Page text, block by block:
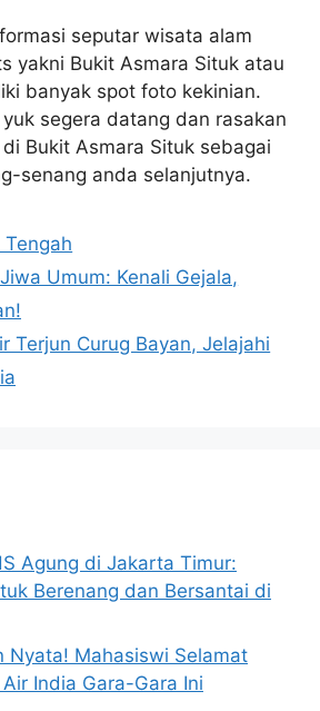
seputar wisata alam
yakni Bukit Asmara Situk atau
banyak spot foto kekinian.
segera datang dan rasakan
Bukit Asmara Situk sebagai
senang anda selanjutnya.
Umum: Kenali Gejala,
Terjun Curug Bayan, Jelajahi
Agung di Jakarta Timur:
Berenang dan Bersantai di
Nyata! Mahasiswi Selamat
India Gara-Gara Ini